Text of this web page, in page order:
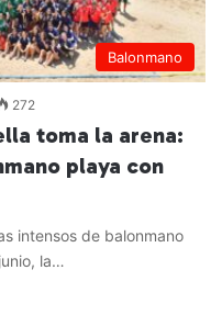
Balonmano
272
toma la arena:
playa con
intensos de balonmano
la…